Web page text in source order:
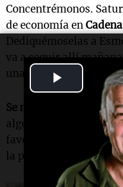
Video
Concentrémonos.
de economía en
Dediquémoselas a
va a seguir allí
una de esas, no.
Se nos ha perdido una
algo demasiado
favor: la esmeralda es
la piedra que simbolizó